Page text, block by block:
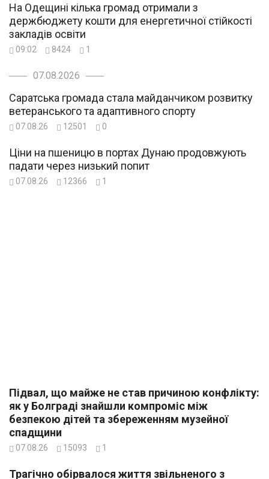
На Одещині кілька громад отримали з
держбюджету кошти для енергетичної стійкості
закладів освіти
09:02 8424 1
07.08.2026
Саратська громада стала майданчиком розвитку
ветеранського та адаптивного спорту
07.08.26 12501 0
Ціни на пшеницю в портах Дунаю продовжують
падати через низький попит
07.08.26 12366 1
Підвал, що майже не став причиною конфлікту:
як у Болграді знайшли компроміс між
безпекою дітей та збереженням музейної
спадщини
07.08.26 15093 1
Трагічно обірвалося життя звільненого з